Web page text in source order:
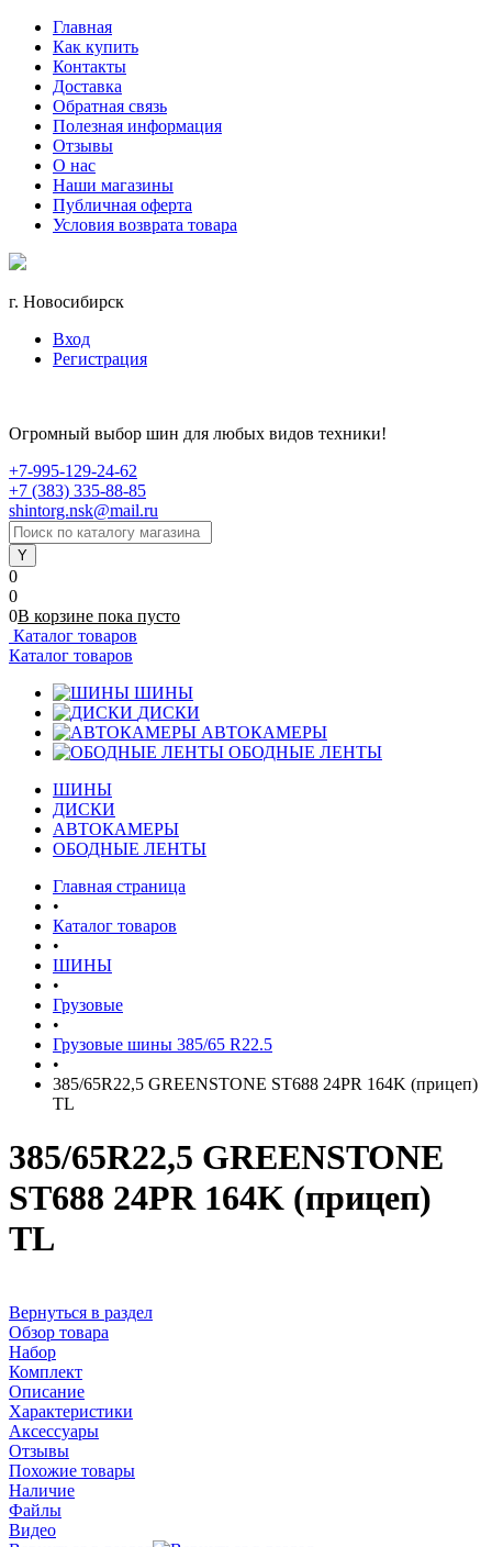
Главная
Как купить
Контакты
Доставка
Обратная связь
Полезная информация
Отзывы
О нас
Наши магазины
Публичная оферта
Условия возврата товара
г. Новосибирск
Вход
Регистрация
Огромный выбор шин для любых видов техники!
+7-995-129-24-62
+7 (383) 335-88-85
shintorg.nsk@mail.ru
0
0
0В корзине пока пусто
Каталог товаров
Каталог товаров
ШИНЫ
ДИСКИ
АВТОКАМЕРЫ
ОБОДНЫЕ ЛЕНТЫ
ШИНЫ
ДИСКИ
АВТОКАМЕРЫ
ОБОДНЫЕ ЛЕНТЫ
Главная страница
•
Каталог товаров
•
ШИНЫ
•
Грузовые
•
Грузовые шины 385/65 R22.5
•
385/65R22,5 GREENSTONE ST688 24PR 164K (прицеп)
TL
385/65R22,5 GREENSTONE
ST688 24PR 164K (прицеп)
TL
Вернуться в раздел
Обзор товара
Набор
Комплект
Описание
Характеристики
Аксессуары
Отзывы
Похожие товары
Наличие
Файлы
Видео